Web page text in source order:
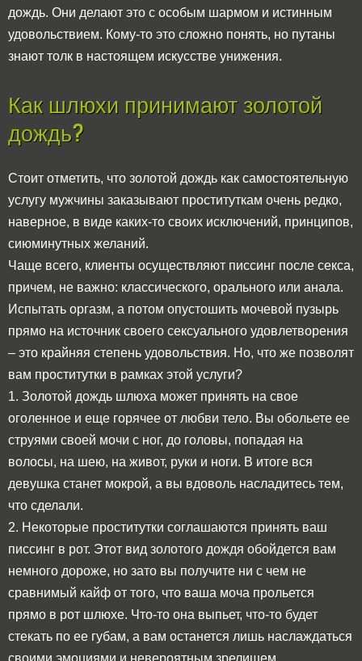
дождь. Они делают это с особым шармом и истинным
удовольствием. Кому-то это сложно понять, но путаны
знают толк в настоящем искусстве унижения.
Как шлюхи принимают золотой
дождь?
Стоит отметить, что золотой дождь как самостоятельную
услугу мужчины заказывают проституткам очень редко,
наверное, в виде каких-то своих исключений, принципов,
сиюминутных желаний.
Чаще всего, клиенты осуществляют писсинг после секса,
причем, не важно: классического, орального или анала.
Испытать оргазм, а потом опустошить мочевой пузырь
прямо на источник своего сексуального удовлетворения
– это крайняя степень удовольствия. Но, что же позволят
вам проститутки в рамках этой услуги?
1. Золотой дождь шлюха может принять на свое
оголенное и еще горячее от любви тело. Вы обольете ее
струями своей мочи с ног, до головы, попадая на
волосы, на шею, на живот, руки и ноги. В итоге вся
девушка станет мокрой, а вы вдоволь насладитесь тем,
что сделали.
2. Некоторые проститутки соглашаются принять ваш
писсинг в рот. Этот вид золотого дождя обойдется вам
немного дороже, но зато вы получите ни с чем не
сравнимый кайф от того, что ваша моча прольется
прямо в рот шлюхе. Что-то она выпьет, что-то будет
стекать по ее губам, а вам останется лишь наслаждаться
своими эмоциями и невероятным зрелищем.